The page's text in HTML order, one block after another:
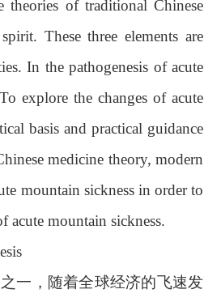
of traditional Chinese
These three elements are
In the pathogenesis of acute
explore the changes of acute
basis and practical guidance
medicine theory, modern
mountain sickness in order to
acute mountain sickness.
一，随着全球经济的飞速发